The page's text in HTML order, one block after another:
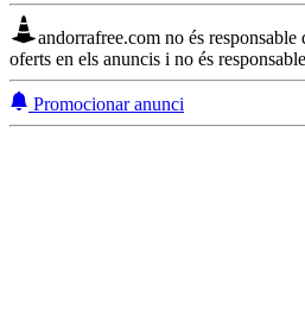
andorrafree.com no és responsable
oferts en els anuncis i no és
Promocionar anunci